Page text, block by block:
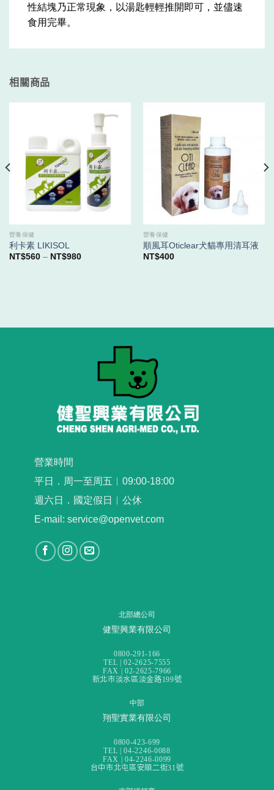
性結塊乃正常現象，以湯匙輕輕推開即可，並儘速
食用完畢。
相關商品
營養保健
利卡素 LIKISOL
NT$560 – NT$980價
營養保健
順風耳Oticlear犬貓專用清耳液
NT$400
營業時間
平日．周一至周五︳09:00-18:00
週六日．國定假日︳公休
E-mail: service@openvet.com
北部總公司
健聖興業有限公司
0800-291-166
TEL | 02-2625-7555
FAX | 02-2625-7966
新北市淡水區淡金路199號
中部
翔聖實業有限公司
0800-423-699
TEL | 04-2246-0088
FAX | 04-2246-0099
台中市北屯區安順二街31號